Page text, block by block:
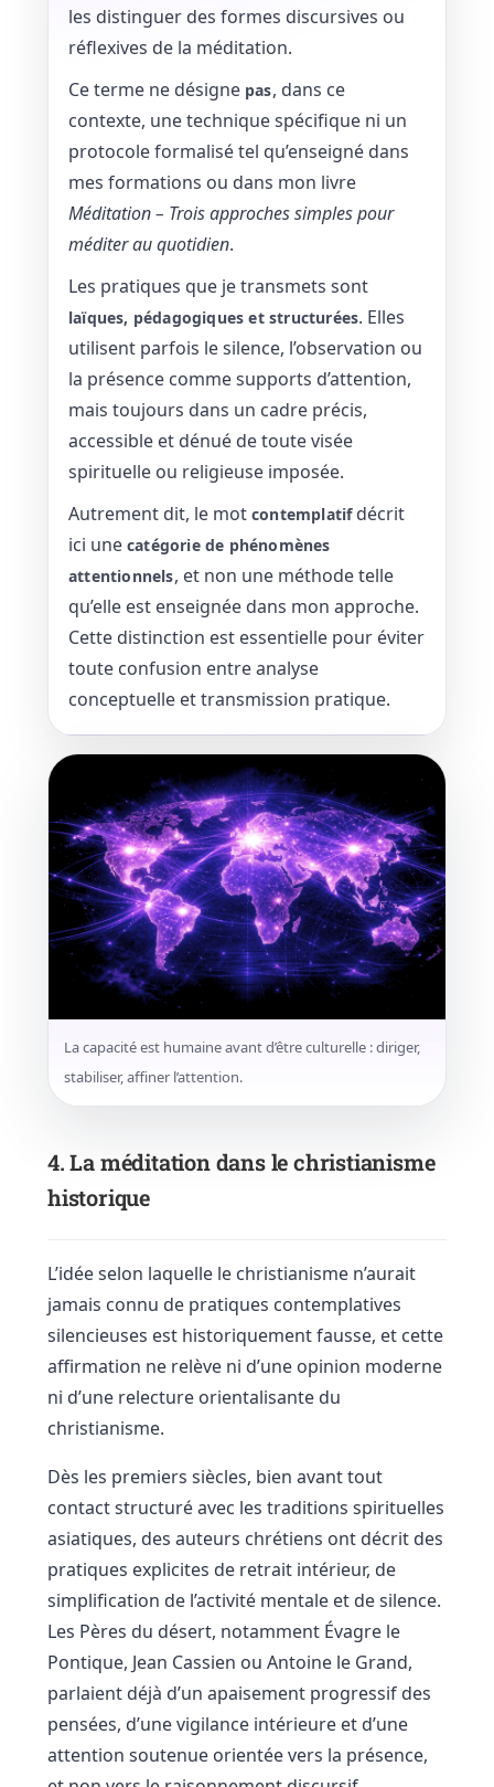
les distinguer des formes discursives ou
réflexives de la méditation.
Ce terme ne désigne pas, dans ce
contexte, une technique spécifique ni un
protocole formalisé tel qu’enseigné dans
mes formations ou dans mon livre
Méditation – Trois approches simples pour
méditer au quotidien.
Les pratiques que je transmets sont
laïques, pédagogiques et structurées. Elles
utilisent parfois le silence, l’observation ou
la présence comme supports d’attention,
mais toujours dans un cadre précis,
accessible et dénué de toute visée
spirituelle ou religieuse imposée.
Autrement dit, le mot contemplatifdécrit
ici une catégorie de phénomènes
attentionnels, et non une méthode telle
qu’elle est enseignée dans mon approche.
Cette distinction est essentielle pour éviter
toute confusion entre analyse
conceptuelle et transmission pratique.
La capacité est humaine avant d’être culturelle : diriger,
stabiliser, affiner l’attention.
4. La méditation dans le christianisme
historique
L’idée selon laquelle le christianisme n’aurait
jamais connu de pratiques contemplatives
silencieuses est historiquement fausse, et cette
affirmation ne relève ni d’une opinion moderne
ni d’une relecture orientalisante du
christianisme.
Dès les premiers siècles, bien avant tout
contact structuré avec les traditions spirituelles
asiatiques, des auteurs chrétiens ont décrit des
pratiques explicites de retrait intérieur, de
simplification de l’activité mentale et de silence.
Les Pères du désert, notamment Évagre le
Pontique, Jean Cassien ou Antoine le Grand,
parlaient déjà d’un apaisement progressif des
pensées, d’une vigilance intérieure et d’une
attention soutenue orientée vers la présence,